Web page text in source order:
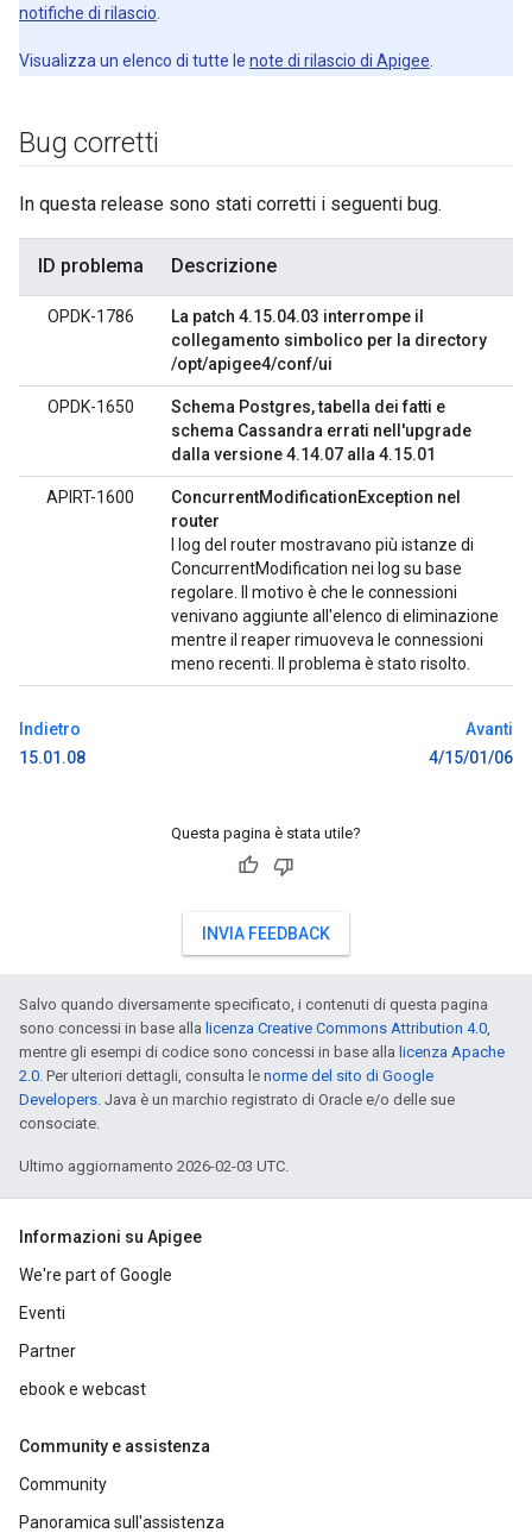
notifiche di rilascio
Visualizza un elenco di tutte le note di rilascio di Apigee
Bug corretti
In questa release sono stati corretti i seguenti bug.
ID problema Descrizione
OPDK-1786
La patch 4.15.04.03 interrompe il
collegamento simbolico per la directory
/opt/apigee4/conf/ui
OPDK-1650
Schema Postgres, tabella dei fatti e
schema Cassandra errati nell'upgrade
dalla versione 4.14.07 alla 4.15.01
APIRT-1600
ConcurrentModificationException nel
router
I log del router mostravano più istanze di
ConcurrentModification nei log su base
regolare. Il motivo è che le connessioni
venivano aggiunte all'elenco di eliminazione
mentre il reaper rimuoveva le connessioni
meno recenti. Il problema è stato risolto.
Indietro
15.01.08
Avanti
4/15/01/06
Questa pagina è stata utile?
INVIA FEEDBACK
Salvo quando diversamente specificato, i contenuti di questa pagina
sono concessi in base alla licenza Creative Commons Attribution 4.0,
mentre gli esempi di codice sono concessi in base alla licenza Apache
2.0. Per ulteriori dettagli, consulta le norme del sito di Google
Developers. Java è un marchio registrato di Oracle e/o delle sue
consociate.
Ultimo aggiornamento 2026-02-03 UTC.
Informazioni su Apigee
We're part of Google
Eventi
Partner
ebook e webcast
Community e assistenza
Community
Panoramica sull'assistenza